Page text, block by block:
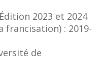
2023 et 2024
francisation) : 2019-
de